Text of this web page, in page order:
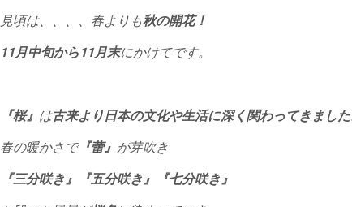
見頃は、、、、春よりも秋の開花！
11月中旬から11月末にかけてです。
『桜』 は古来より日本の文化や生活に深く関わってきました
春の暖かさで『蕾』 が芽吹き
『三分咲き』『五分咲き』『七分咲き』